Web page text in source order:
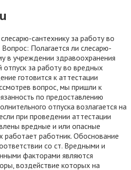
сантехнику за работу во
Полагается ли слесарю-
в учреждении здравоохранения
отпуск за работу во вредных
готовится к аттестации
вопрос, мы пришли к
по предоставлению
отпуска возлагается на
при проведении аттестации
вредные и или опасные
работает работник. Обоснование
со ст. Вредными и
факторами являются
воздействие которых на